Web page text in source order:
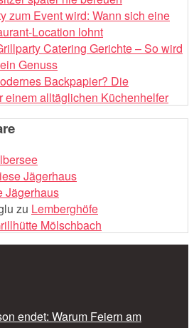
zum Event wird: Wann sich eine
Location lohnt
Catering Gerichte – So wird
Genuss
Backpapier? Die
einem alltäglichen Küchenhelfer
Jägerhaus
Jägerhaus
zu Lemberghöfe
Mölschbach
endet: Warum Feiern am